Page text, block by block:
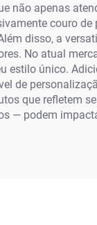
não apenas
couro
disso, a
No atual
estilo único.
de
que refletem
— podem